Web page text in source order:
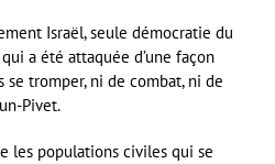
Israël, seule démocratie du
a été attaquée d’une façon
tromper, ni de combat, ni de
Pivet.
les populations civiles qui se